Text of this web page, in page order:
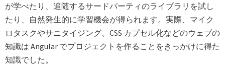
が学べたり、追随するサードパーティのライブラリを試し
たり、自然発生的に学習機会が得られます。実際、マイク
ロタスクやサニタイジング、CSS カプセル化などのウェブの
知識は Angular でプロジェクトを作ることをきっかけに得た
知識でした。